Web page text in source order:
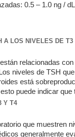
0.5 – 1.0 ng /
A LOS NIVELES DE T3
relacionadas
niveles de TSH
está
puede indicar
Y T4
que muestren
generalmente